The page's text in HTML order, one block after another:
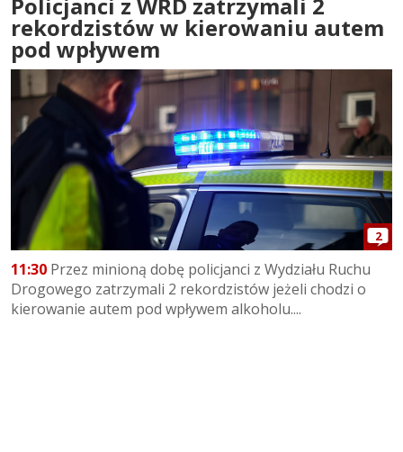
rekordzistów w kierowaniu autem
pod wpływem
2
11:30 Przez minioną dobę policjanci z Wydziału Ruchu
Drogowego zatrzymali 2 rekordzistów jeżeli chodzi o
kierowanie autem pod wpływem alkoholu....